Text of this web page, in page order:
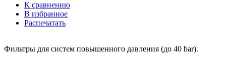
К сравнению
В избранное
Распечатать
Фильтры для систем повышенного давления (до 40 bar).